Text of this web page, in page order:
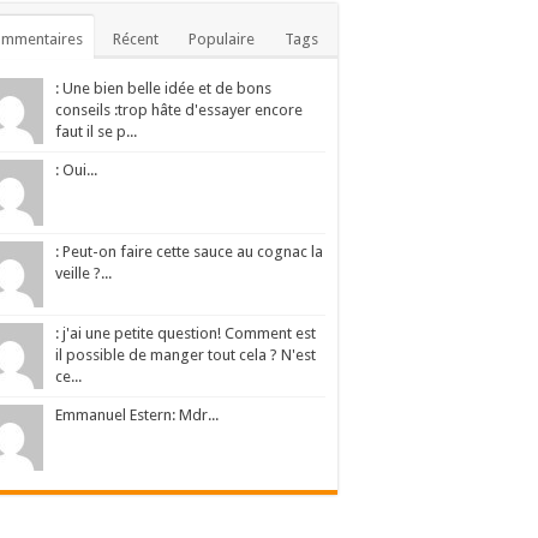
Récent Populaire Tags
: Une bien belle idée et de bons
conseils :trop hâte d'essayer encore
faut il se p...
: Oui...
: Peut-on faire cette sauce au cognac la
veille ?...
: j'ai une petite question! Comment est
il possible de manger tout cela ? N'est
ce...
Emmanuel Estern: Mdr...